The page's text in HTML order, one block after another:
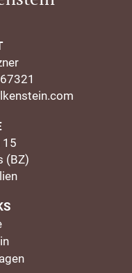
15
(BZ)